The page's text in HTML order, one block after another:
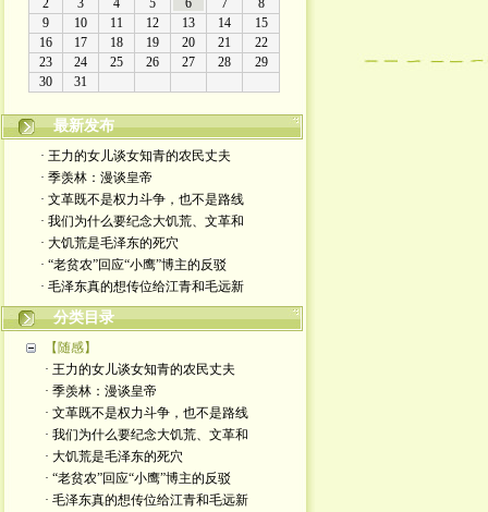
最新发布
· 王力的女儿谈女知青的农民丈夫
· 季羡林：漫谈皇帝
· 文革既不是权力斗争，也不是路线
· 我们为什么要纪念大饥荒、文革和
· 大饥荒是毛泽东的死穴
· “老贫农”回应“小鹰”博主的反驳
· 毛泽东真的想传位给江青和毛远新
分类目录
【随感】
· 王力的女儿谈女知青的农民丈夫
· 季羡林：漫谈皇帝
· 文革既不是权力斗争，也不是路线
· 我们为什么要纪念大饥荒、文革和
· 大饥荒是毛泽东的死穴
· “老贫农”回应“小鹰”博主的反驳
· 毛泽东真的想传位给江青和毛远新